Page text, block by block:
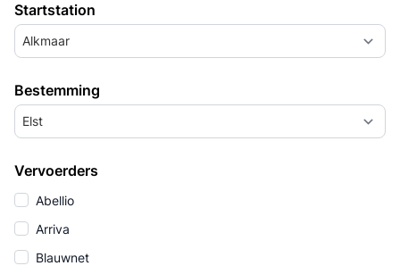
Startstation
Alkmaar
Bestemming
Elst
Vervoerders
Abellio
Arriva
Blauwnet